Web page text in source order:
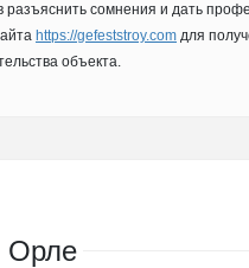
разъяснить сомнения и дать
https://gefeststroy.com для
объекта.
Орле